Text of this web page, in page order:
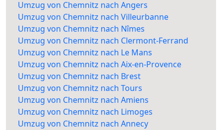
Umzug von Chemnitz nach Angers
Umzug von Chemnitz nach Villeurbanne
Umzug von Chemnitz nach Nîmes
Umzug von Chemnitz nach Clermont-Ferrand
Umzug von Chemnitz nach Le Mans
Umzug von Chemnitz nach Aix-en-Provence
Umzug von Chemnitz nach Brest
Umzug von Chemnitz nach Tours
Umzug von Chemnitz nach Amiens
Umzug von Chemnitz nach Limoges
Umzug von Chemnitz nach Annecy